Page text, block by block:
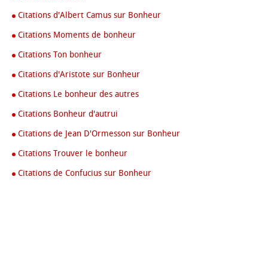
Citations d'Albert Camus sur Bonheur
Citations Moments de bonheur
Citations Ton bonheur
Citations d'Aristote sur Bonheur
Citations Le bonheur des autres
Citations Bonheur d'autrui
Citations de Jean D'Ormesson sur Bonheur
Citations Trouver le bonheur
Citations de Confucius sur Bonheur